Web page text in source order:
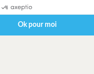
Ok pour moi